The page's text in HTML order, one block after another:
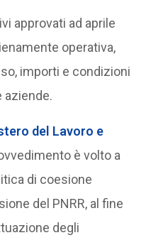
approvati ad aprile
operativa,
importi e condizioni
aziende.
del Lavoro e
è volto a
di coesione
del PNRR, al fine
degli